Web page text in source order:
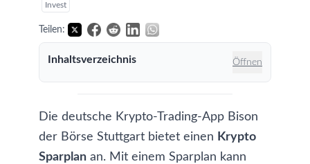
Invest
Teilen:
Inhaltsverzeichnis Öffnen
Die deutsche Krypto-Trading-App Bison
der Börse Stuttgart bietet einen Krypto
Sparplan an. Mit einem Sparplan kann